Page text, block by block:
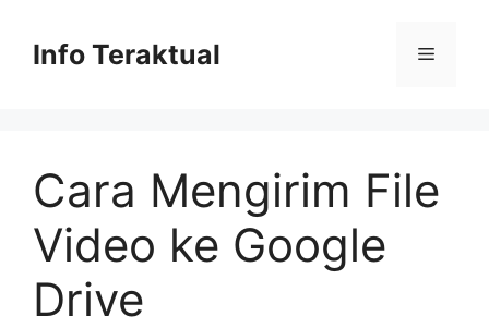
contentInfo Teraktual Menu
Cara Mengirim File
Video ke Google
Drive